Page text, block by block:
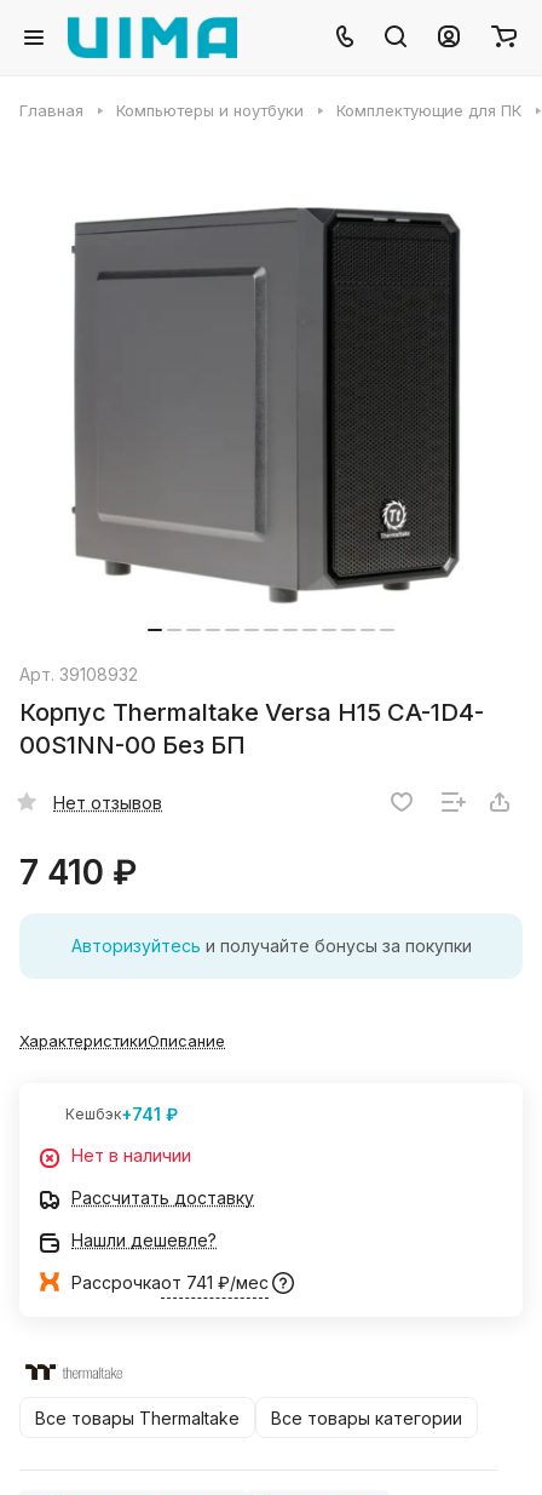
Главная Компьютеры и ноутбуки Комплектующие для ПК
Арт. 39108932
Корпус Thermaltake Versa H15 CA-1D4-
00S1NN-00 Без БП
Нет отзывов
7 410 ₽
Авторизуйтесь и получайте бонусы за покупки
ХарактеристикиОписание
Кешбэк+741 ₽
Нет в наличии
Рассчитать доставку
Нашли дешевле?
Рассрочкаот 741 ₽/мес
Все товары Thermaltake Все товары категории